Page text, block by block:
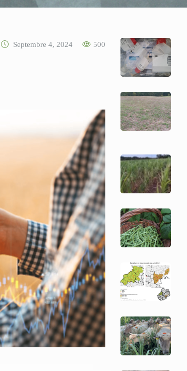
Septembre 4, 2024 500